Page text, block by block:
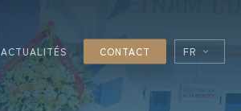
ACTUALITÉS CONTACT FR
EN